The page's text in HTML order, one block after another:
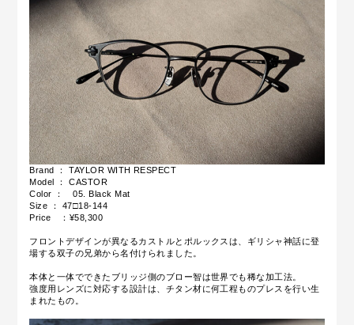
Brand ： TAYLOR WITH RESPECT
Model ： CASTOR
Color ：05.
Black Mat
Size ： 47□18-144
Price ：¥58,300
フロントデザインが異なるカストルとポルックスは、ギリシャ神話に登
場する双子の兄弟から名付けられました。
本体と一体でできたブリッジ側のブロー智は世界でも稀な加工法。
強度用レンズに対応する設計は、チタン材に何工程ものプレスを行い生
まれたもの。